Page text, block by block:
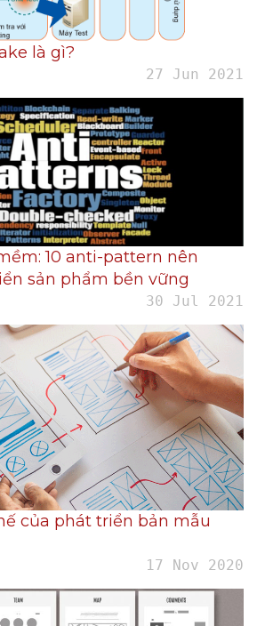
là gì?
27 Jun 2021
10 anti-pattern nên
sản phẩm bền vững
30 Jul 2021
của phát triển bản mẫu
17 Nov 2020